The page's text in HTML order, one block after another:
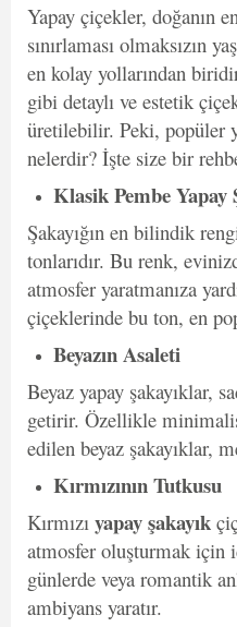
Yapay çiçekler, doğanın
sınırlaması olmaksızın
en kolay yollarından
gibi detaylı ve estetik
üretilebilir. Peki, popüler
nelerdir? İşte size bir
Klasik Pembe Yapay
Şakayığın en bilindik
tonlarıdır. Bu renk,
atmosfer yaratmanıza
çiçeklerinde bu ton, en
Beyazın Asaleti
Beyaz yapay şakayıklar,
getirir. Özellikle
edilen beyaz şakayıklar,
Kırmızının Tutkusu
Kırmızı yapay şakayık
atmosfer oluşturmak için
günlerde veya romantik
ambiyans yaratır.